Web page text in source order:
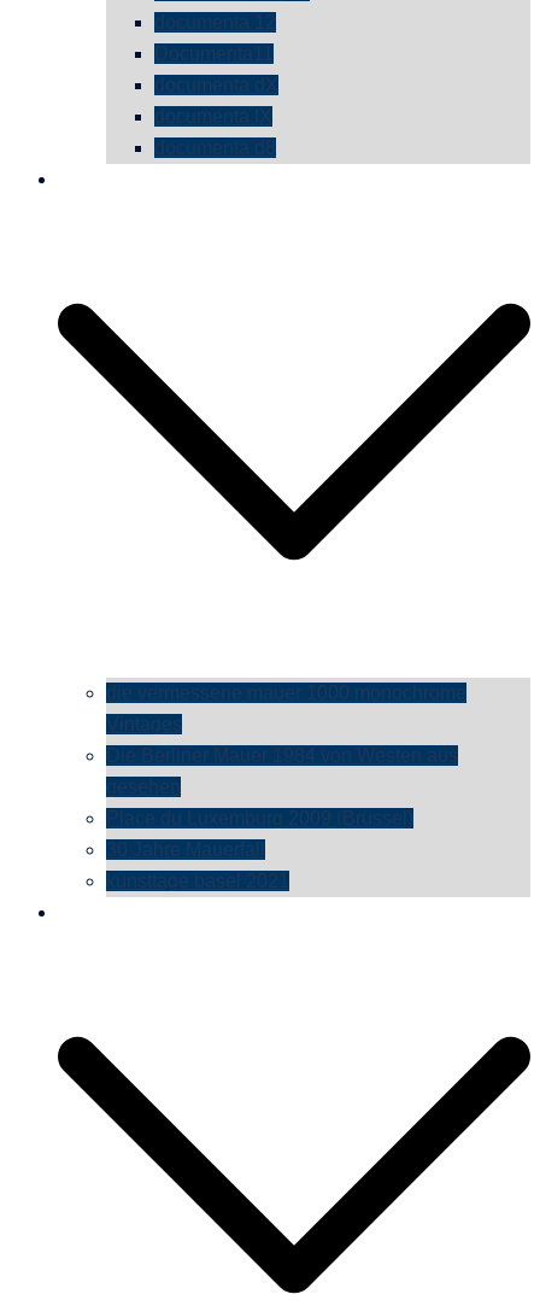
documenta 12
Documenta11
documenta dX
documenta IX
documenta d8
die vermessene mauer 1000 monochrome
Vintages
Die Berliner Mauer 1984 von Westen aus
gesehen
Place du Luxemburg 2009 (Brüssel)
30 Jahre Mauerfall
kunsttage basel 2021